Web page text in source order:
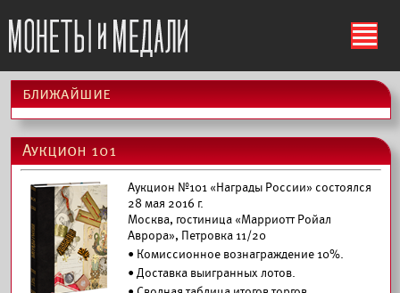
ś
ближайшие
Аукцион 101
Аукцион №101 «Награды России» состоялся
28 мая 2016 г.
Москва, гостиница «Марриотт Ройал
Аврора», Петровка 11/20
• Комиссионное вознаграждение 10%.
• Доставка выигранных лотов.